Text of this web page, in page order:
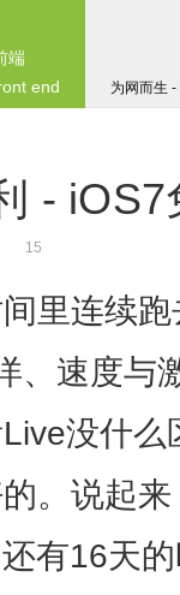
为网而生
端
end
-
15
里连续
、速度与
没什
。说起
有16天